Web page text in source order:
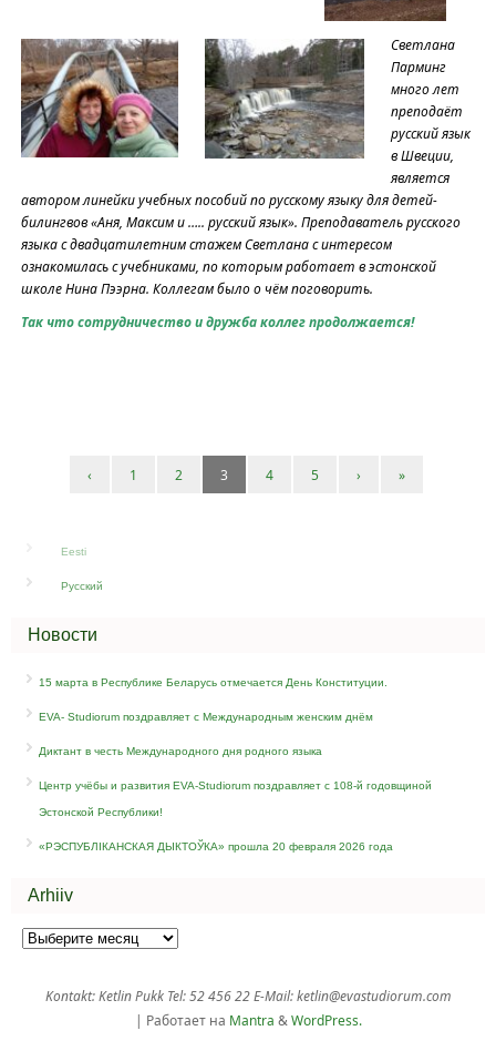
Светлана
Парминг
много лет
преподаёт
русский язык
в Швеции,
является
автором линейки учебных пособий по русскому языку для детей-
билингвов «Аня, Максим и ….. русский язык». Преподаватель русского
языка с двадцатилетним стажем Светлана с интересом
ознакомилась с учебниками, по которым работает в эстонской
школе Нина Пээрна. Коллегам было о чём поговорить.
Так что сотрудничество и дружба коллег продолжается!
‹ 1 2 3 4 5 › »
Eesti
Русский
Новости
15 марта в Республике Беларусь отмечается День Конституции.
EVA- Studiorum поздравляет c Международным женским днём
Диктант в честь Международного дня родного языка
Центр учёбы и развития EVA-Studiorum поздравляет с 108-й годовщиной
Эстонской Республики!
«РЭСПУБЛІКАНСКАЯ ДЫКТОЎКА» прошла 20 февраля 2026 года
Arhiiv
Kontakt: Ketlin Pukk Tel: 52 456 22 E-Mail: ketlin@evastudiorum.com
| Работает на Mantra &WordPress.